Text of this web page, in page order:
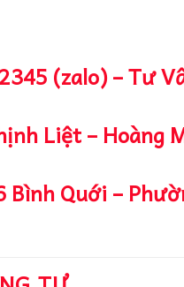
(zalo) – Tư
Liệt – Hoàng
Quới –